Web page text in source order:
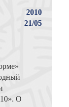
2010
21/05
О